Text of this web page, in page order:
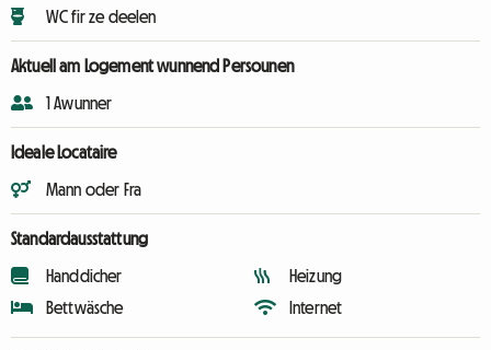
WC fir ze deelen
Aktuell am Logement wunnend Persounen
1 Awunner
Ideale Locataire
Mann oder Fra
Standardausstattung
Handdicher
Bettwäsche
Heizung
Internet